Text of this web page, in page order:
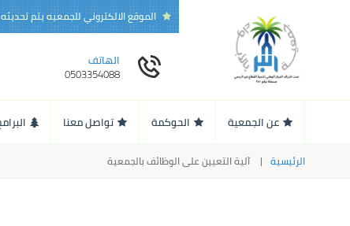
الموقع الالكتروني للجمعيه يتم
الهاتف
0503354088
عن الجمعية الحوكمة تواصل معنا
الرئيسية آلية التعيين على الوظائف بالجمعية